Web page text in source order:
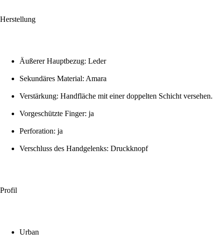
Herstellung
Äußerer Hauptbezug: Leder
Sekundäres Material: Amara
Verstärkung: Handfläche mit einer doppelten Schicht versehen.
Vorgeschützte Finger: ja
Perforation: ja
Verschluss des Handgelenks: Druckknopf
Profil
Urban